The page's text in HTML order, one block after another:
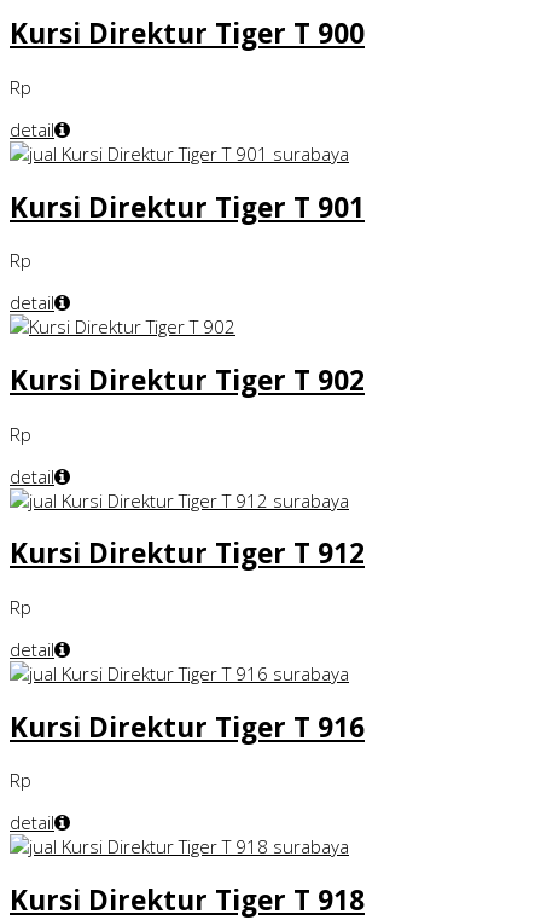
Kursi Direktur Tiger T 900
Rp
detail
Kursi Direktur Tiger T 901
Rp
detail
Kursi Direktur Tiger T 902
Rp
detail
Kursi Direktur Tiger T 912
Rp
detail
Kursi Direktur Tiger T 916
Rp
detail
Kursi Direktur Tiger T 918